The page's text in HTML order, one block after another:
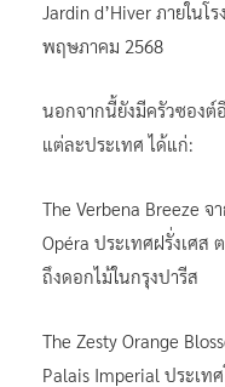
Jardin d’Hiver ภายใน
พฤษภาคม 2568
นอกจากนี้ยังมีครัวซอง
แต่ละประเทศ ได้แก่:
The Verbena Breeze จ
Opéra ประเทศฝรั่งเศ
ถึงดอกไม้ในกรุงปารีส
The Zesty Orange
Palais Imperial ประเท